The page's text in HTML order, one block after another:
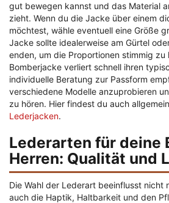
gut bewegen kannst und das Material
zieht. Wenn du die Jacke über einem
möchtest, wähle eventuell eine Größe
Jacke sollte idealerweise am Gürtel
enden, um die Proportionen stimmig zu
Bomberjacke verliert schnell ihren
individuelle Beratung zur Passform
verschiedene Modelle anzuprobieren
zu hören. Hier findest du auch
Lederjacken.
Lederarten für deine
Herren: Qualität und
Die Wahl der Lederart beeinflusst nicht
auch die Haptik, Haltbarkeit und den